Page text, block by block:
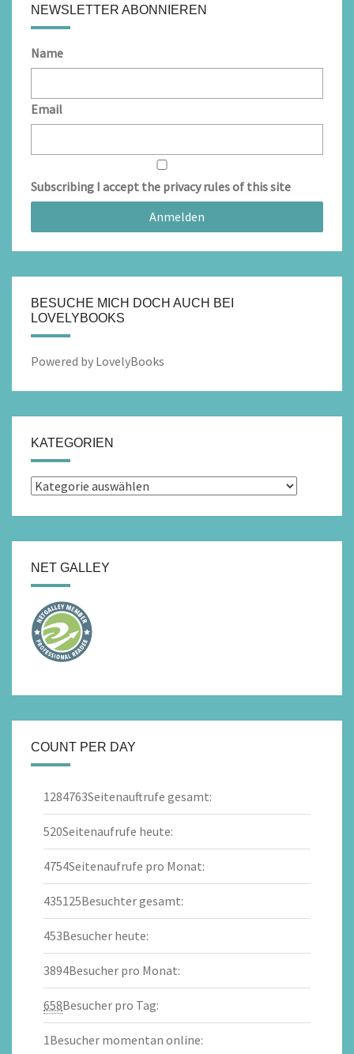
NEWSLETTER ABONNIEREN
Name
Email
Subscribing I accept the privacy rules of this site
BESUCHE MICH DOCH AUCH BEI
LOVELYBOOKS
Powered by LovelyBooks
KATEGORIEN
Kategorien
NET GALLEY
COUNT PER DAY
1284763Seitenauftrufe gesamt:
520Seitenaufrufe heute:
4754Seitenaufrufe pro Monat:
435125Besuchter gesamt:
453Besucher heute:
3894Besucher pro Monat:
658Besucher pro Tag:
1Besucher momentan online: